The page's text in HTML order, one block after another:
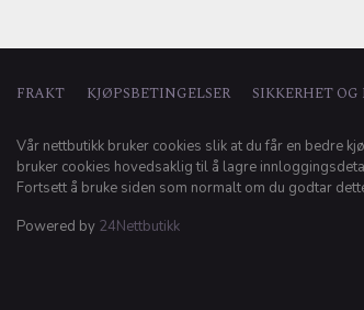
FRAKT KJØPSBETINGELSER SIKKERHET OG
Vår nettbutikk bruker cookies slik at du får en bedre
bruker cookies hovedsaklig til å lagre
Fortsett å bruke siden som normalt om du godtar
Powered by 24Nettbutikk